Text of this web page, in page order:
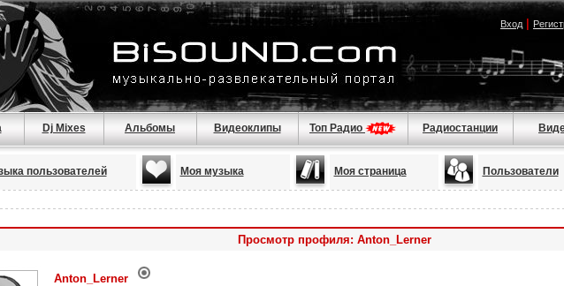
Вход|
Dj Mixes Альбомы Видеоклипы Топ Радио Радиостанции
пользователей Моя музыка Моя страница Пользователи
Просмотр профиля: Anton_Lerner
Anton_Lerner